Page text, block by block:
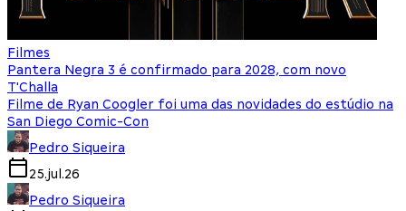
Filmes
Pantera Negra 3 é confirmado para 2028, com novo
T'Challa
Filme de Ryan Coogler foi uma das novidades do estúdio na
San Diego Comic-Con
Pedro Siqueira
25.jul.26
Pedro Siqueira